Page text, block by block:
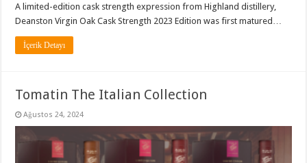
A limited-edition cask strength expression from Highland distillery,
Deanston Virgin Oak Cask Strength 2023 Edition was first matured…
İçerik Detayı
Tomatin The Italian Collection
Ağustos 24, 2024